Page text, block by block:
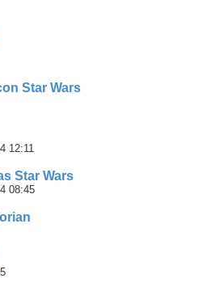
Star Wars
12:11
Star Wars
08:45